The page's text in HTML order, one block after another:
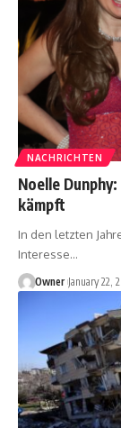
NACHRICHTEN
Noelle
kämpft
In den letzten
Interesse…
Owner January 22,